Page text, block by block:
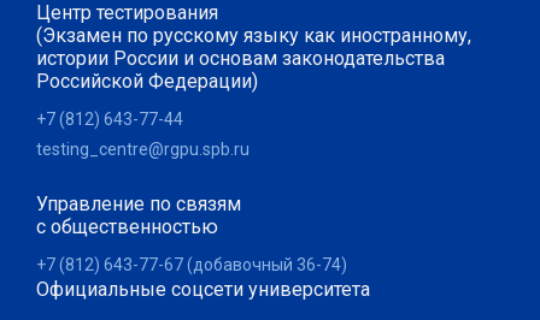
Центр тестирования
(Экзамен по русскому языку как иностранному,
истории России и основам законодательства
Российской Федерации)
+7 (812) 643-77-44
testing_centre@rgpu.spb.ru
Управление по связям
с общественностью
+7 (812) 643-77-67 (добавочный 36-74)
Официальные соцсети университета